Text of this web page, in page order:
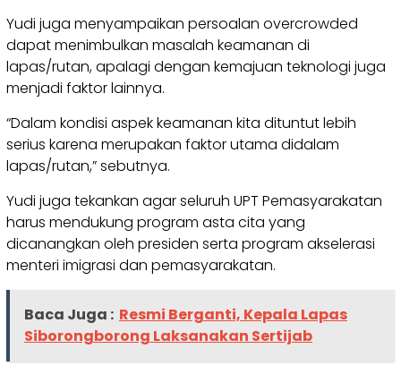
Yudi juga menyampaikan persoalan overcrowded
dapat menimbulkan masalah keamanan di
lapas/rutan, apalagi dengan kemajuan teknologi juga
menjadi faktor lainnya.
“Dalam kondisi aspek keamanan kita dituntut lebih
serius karena merupakan faktor utama didalam
lapas/rutan,” sebutnya.
Yudi juga tekankan agar seluruh UPT Pemasyarakatan
harus mendukung program asta cita yang
dicanangkan oleh presiden serta program akselerasi
menteri imigrasi dan pemasyarakatan.
Baca Juga : Resmi Berganti, Kepala Lapas
Siborongborong Laksanakan Sertijab